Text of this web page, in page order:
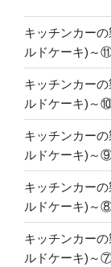
キッチンカー
ルドケーキ)～
キッチンカー
ルドケーキ)～
キッチンカー
ルドケーキ)～
キッチンカー
ルドケーキ)～
キッチンカー
ルドケーキ)～